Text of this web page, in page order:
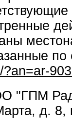
"ГПМ
д.